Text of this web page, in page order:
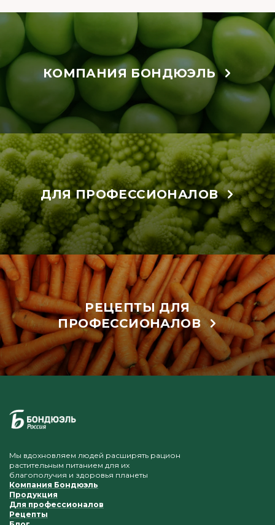
КОМПАНИЯ БОНДЮЭЛЬ
ДЛЯ ПРОФЕССИОНАЛОВ
РЕЦЕПТЫ ДЛЯ
ПРОФЕССИОНАЛОВ
Мы вдохновляем людей расширять рацион
растительным питанием для их
благополучия и здоровья планеты
Компания Бондюэль
Продукция
Для профессионалов
Рецепты